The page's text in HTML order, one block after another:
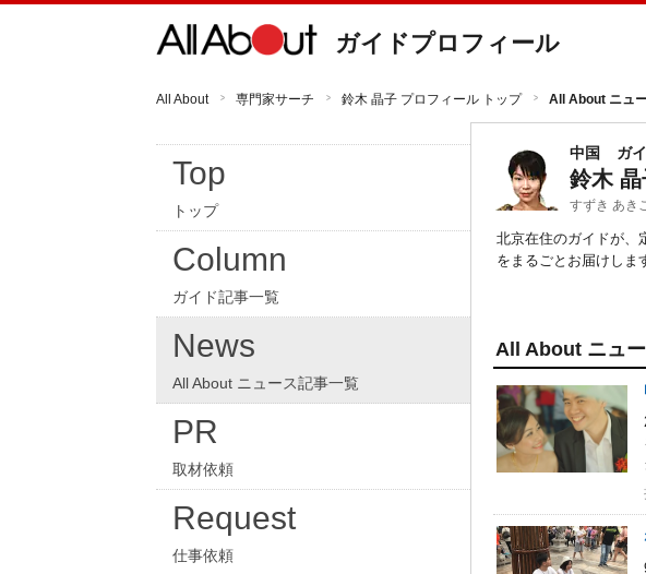
ガイドプロフィール
All About 専門家サーチ 鈴木 晶子 プロフィール トップ All About ニュ
Top
トップ
Column
ガイド記事一覧
News
All About ニュース記事一覧
PR
取材依頼
Request
仕事依頼
中国 ガ
鈴木 晶
すずき あき
北京在住のガイドが、
をまるごとお届けしま
All About ニュ